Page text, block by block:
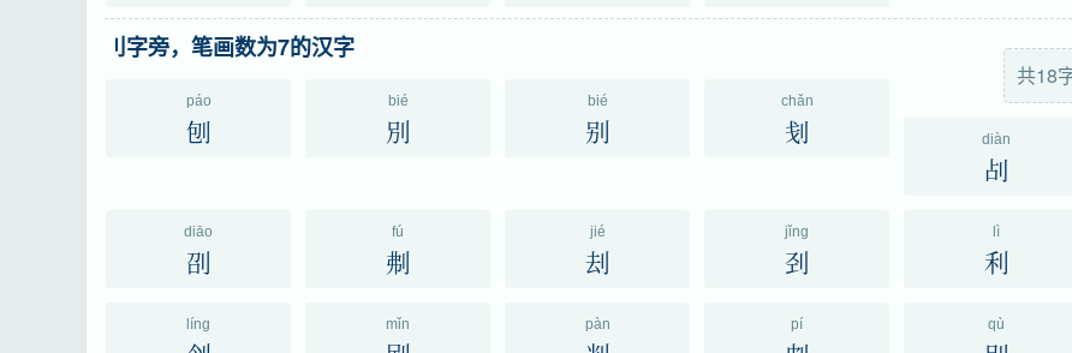
共18
刂字旁，笔画数为7的汉字
páo
刨
bié
別
bié
别
chǎn
刬 diàn
㓠
diāo
刟
fú
刜
jié
刦
jǐng
刭
lì
利
líng mǐn pàn pí qù